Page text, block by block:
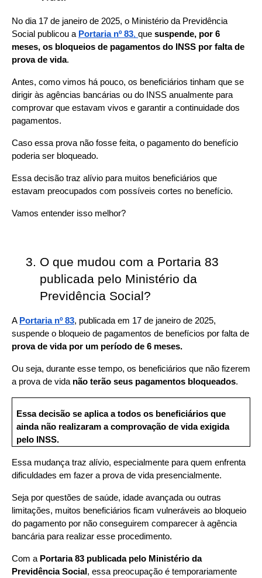
No dia 17 de janeiro de 2025, o Ministério da Previdência
Social publicou a Portaria nº 83, que suspende, por 6
meses, os bloqueios de pagamentos do INSS por falta de
prova de vida.
Antes, como vimos há pouco, os beneficiários tinham que se
dirigir às agências bancárias ou do INSS anualmente para
comprovar que estavam vivos e garantir a continuidade dos
pagamentos.
Caso essa prova não fosse feita, o pagamento do benefício
poderia ser bloqueado.
Essa decisão traz alívio para muitos beneficiários que
estavam preocupados com possíveis cortes no benefício.
Vamos entender isso melhor?
O que mudou com a Portaria 83
publicada pelo Ministério da
Previdência Social?
A Portaria nº 83, publicada em 17 de janeiro de 2025,
prova de vida por um período de 6 meses.
Ou seja, durante esse tempo, os beneficiários que não fizerem
a prova de vida não terão seus pagamentos bloqueados.
Essa decisão se aplica a todos os beneficiários que
ainda não realizaram a comprovação de vida exigida
pelo INSS.
Essa mudança traz alívio, especialmente para quem enfrenta
dificuldades em fazer a prova de vida presencialmente.
Seja por questões de saúde, idade avançada ou outras
limitações, muitos beneficiários ficam vulneráveis ao bloqueio
do pagamento por não conseguirem comparecer à agência
bancária para realizar esse procedimento.
Com a Portaria 83 publicada pelo Ministério da
Previdência Social , essa preocupação é temporariamente